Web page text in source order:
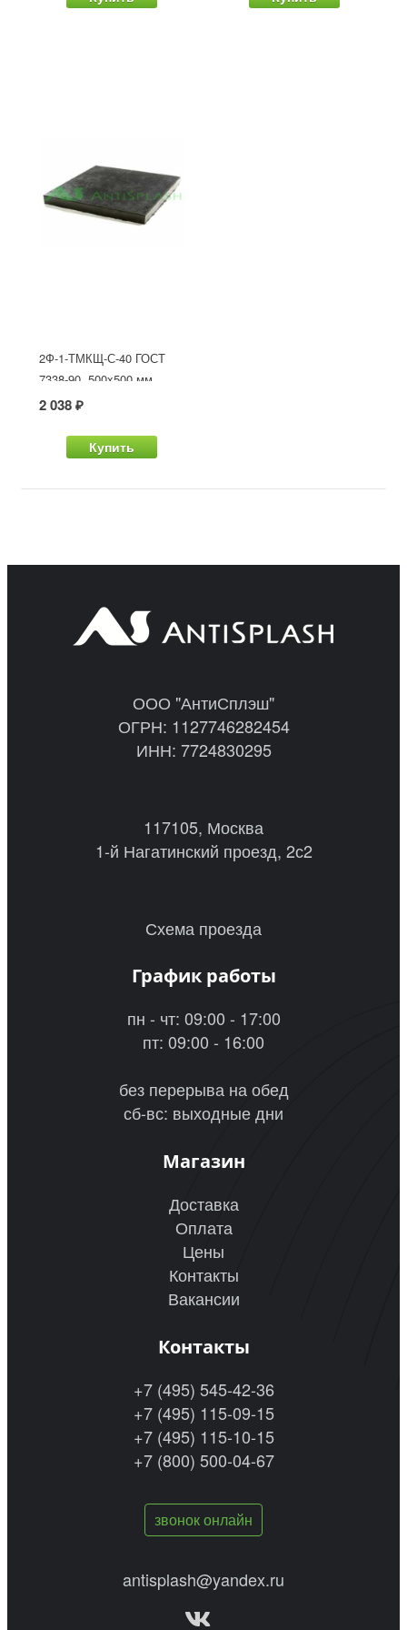
2Ф-1-ТМКЩ-С-40 ГОСТ
7338-90, 500x500 мм
2 038 ₽
Купить
ООО "АнтиСплэш"
ОГРН: 1127746282454
ИНН: 7724830295
117105, Москва
1-й Нагатинский проезд, 2с2
Схема проезда
График работы
пн - чт: 09:00 - 17:00
пт: 09:00 - 16:00
без перерыва на обед
сб-вс: выходные дни
Магазин
Доставка
Оплата
Цены
Контакты
Вакансии
Контакты
+7 (495) 545-42-36
+7 (495) 115-09-15
+7 (495) 115-10-15
+7 (800) 500-04-67
звонок онлайн
antisplash@yandex.ru